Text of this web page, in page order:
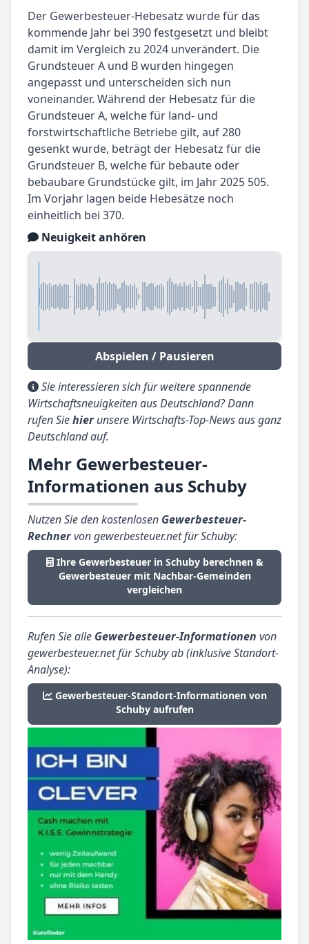
Der Gewerbesteuer-Hebesatz wurde für das
kommende Jahr bei 390 festgesetzt und bleibt
damit im Vergleich zu 2024 unverändert. Die
Grundsteuer A und B wurden hingegen
angepasst und unterscheiden sich nun
voneinander. Während der Hebesatz für die
Grundsteuer A, welche für land- und
forstwirtschaftliche Betriebe gilt, auf 280
gesenkt wurde, beträgt der Hebesatz für die
Grundsteuer B, welche für bebaute oder
bebaubare Grundstücke gilt, im Jahr 2025 505.
Im Vorjahr lagen beide Hebesätze noch
einheitlich bei 370.
Neuigkeit anhören
Abspielen / Pausieren
Sie interessieren sich für weitere spannende
Wirtschaftsneuigkeiten aus Deutschland? Dann
rufen Siehierunsere Wirtschafts-Top-News aus ganz
Deutschland auf.
Mehr Gewerbesteuer-
Informationen aus Schuby
Nutzen Sie den kostenlosen Gewerbesteuer-
Rechnervon gewerbesteuer.net für Schuby:
Ihre Gewerbesteuer in Schuby berechnen &
Gewerbesteuer mit Nachbar-Gemeinden
vergleichen
Rufen Sie alle Gewerbesteuer-Informationen von
gewerbesteuer.net für Schuby ab (inklusive Standort-
Analyse):
Gewerbesteuer-Standort-Informationen von
Schuby aufrufen